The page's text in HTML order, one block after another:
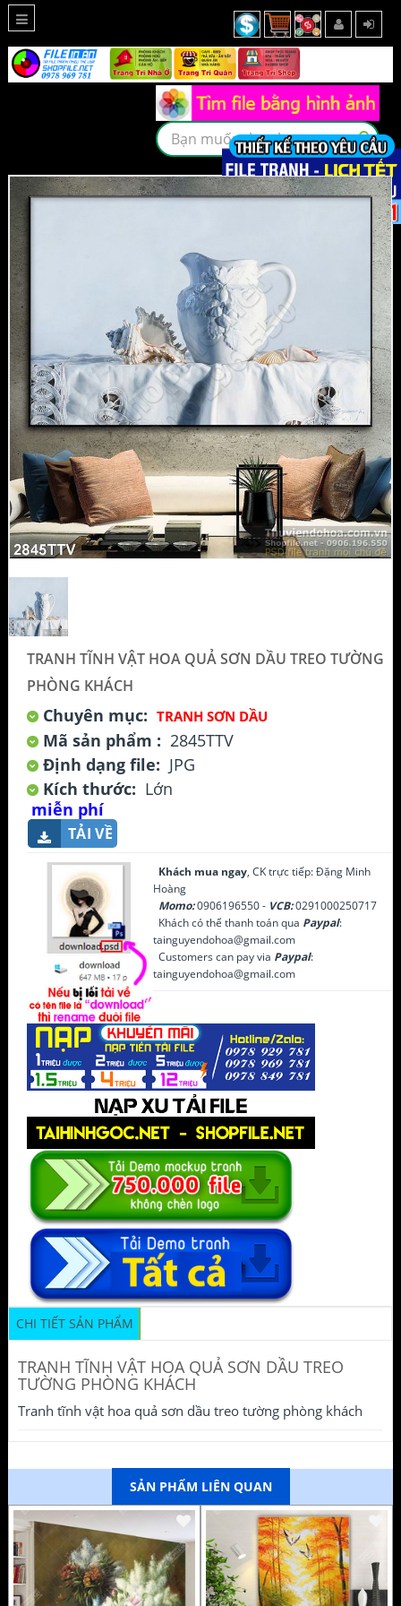
TRANH TĨNH VẬT HOA QUẢ SƠN DẦU TREO TƯỜNG
PHÒNG KHÁCH
Chuyên mục: TRANH SƠN DẦU
Mã sản phẩm : 2845TTV
Định dạng file: JPG
Kích thước: Lớn
miễn phí
TẢI VỀ
Khách mua ngay, CK trực tiếp: Đặng Minh
Hoàng
Momo:0906196550 - VCB:0291000250717
Khách có thể thanh toán qua Paypal:
tainguyendohoa@gmail.com
Customers can pay via Paypal:
tainguyendohoa@gmail.com
CHI TIẾT SẢN PHẨM
TRANH TĨNH VẬT HOA QUẢ SƠN DẦU TREO
TƯỜNG PHÒNG KHÁCH
Tranh tĩnh vật hoa quả sơn dầu treo tường phòng khách
SẢN PHẨM LIÊN QUAN